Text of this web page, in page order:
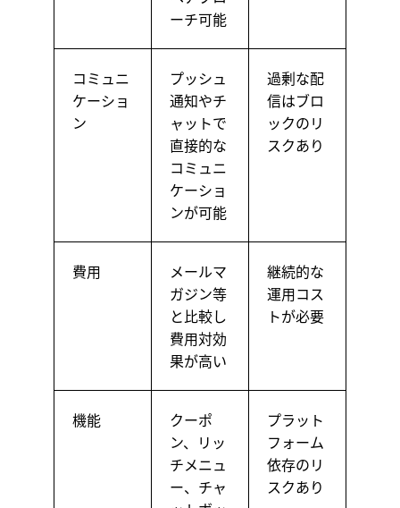
ーチ可能
コミュニ
ケーショ
ン
プッシュ
通知やチ
ャットで
直接的な
コミュニ
ケーショ
ンが可能
過剰な配
信はブロ
ックのリ
スクあり
費用
メールマ
ガジン等
と比較し
費用対効
果が高い
継続的な
運用コス
トが必要
機能
クーポ
ン、リッ
チメニュ
ー、チャ
プラット
フォーム
依存のリ
スクあり